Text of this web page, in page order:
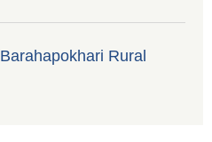
-Barahapokhari Rural